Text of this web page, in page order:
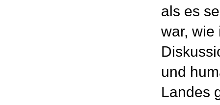
als es
war, wie
und
Landes